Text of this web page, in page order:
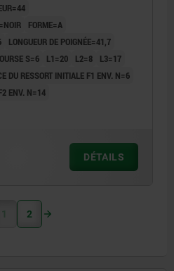
FORME=A
LONGUEUR DE POIGNÉE=41,7
S=6 L1=20 L2=8
L3=17
DU RESSORT INITIALE F1 ENV. N=6
ENV. N=14
DÉTAILS
1 2